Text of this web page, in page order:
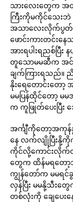
သားလေးတွေက အ
ကြီးကိုမကိုင်သေး
အသာလေးလိုက်ပွတ်ရ
ဖောင်းကားတင်းနေ
အားရပါးရညစ်ပြီ
တူသောမမဆီက အင်
ချက်ကြားရသည်။
နိုးရေတောင်းတော့
မမပြန်ထိုင်တော့ မ
က ကူဖြုတ်ပေးပြီး
အင်္ကျီကိုတော့အကုန်
နေ လက်လျိုပြီးနို့ကိုကို
ကိုင်လို့ကောင်းလိုက်တ
တွေက ထိန်မရတော့
ကျွန်တော်က မမရင်
လှန်ပြီး မမနို့သီ
တစ်လုံးကို ချေပေး